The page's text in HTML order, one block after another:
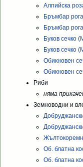
Алпийска
Бръмбар
Бръмбар
Буков сечко
Буков сечко
Обикновен
Обикновен
Риби
няма
Земноводни и
Об. блатна
Об. блатна